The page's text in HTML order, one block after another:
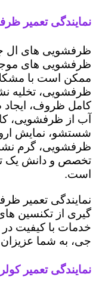
نمایندگی تعمیر
ظرفشویی های ال
ظرفشویی های
ممکن است با
ظرفشویی، تخلیه
کامل ظروف،
آب از ظرفشویی،
شستشو، نمایش
ظرفشویی، گرم
تخصص و دانش یک
است.
نمایندگی تعمیر
گیری از تکنسین
خدمات با کیفیت
جی، به شما
نمایندگی تعمیر